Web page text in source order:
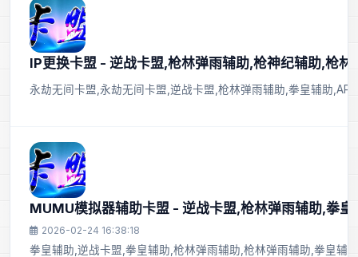
IP更换卡盟 - 逆战卡盟,枪林弹雨辅助,枪神纪辅助,枪林
永劫无间卡盟,永劫无间卡盟,逆战卡盟,枪林弹雨辅助,拳皇辅助
MUMU模拟器辅助卡盟 - 逆战卡盟,枪林弹雨辅助,拳皇
2026-02-24 16:38:18
拳皇辅助,逆战卡盟,拳皇辅助,枪林弹雨辅助,枪林弹雨辅助,拳皇辅